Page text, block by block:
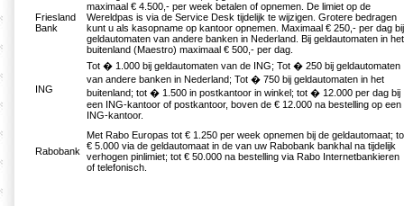
Friesland
Bank
maximaal € 4.500,- per week betalen of opnemen. De limiet op de
Wereldpas is via de Service Desk tijdelijk te wijzigen. Grotere bedragen
kunt u als kasopname op kantoor opnemen. Maximaal € 250,- per dag bij
geldautomaten van andere banken in Nederland. Bij geldautomaten in het
buitenland (Maestro) maximaal € 500,- per dag.
ING
Tot � 1.000 bij geldautomaten van de ING; Tot � 250 bij geldautomaten
van andere banken in Nederland; Tot � 750 bij geldautomaten in het
buitenland; tot � 1.500 in postkantoor in winkel; tot � 12.000 per dag bij
een ING-kantoor of postkantoor, boven de € 12.000 na bestelling op een
ING-kantoor.
Rabobank
Met Rabo Europas tot € 1.250 per week opnemen bij de geldautomaat;
€ 5.000 via de geldautomaat in de van uw Rabobank bankhal na tijdelijk
verhogen pinlimiet; tot € 50.000 na bestelling via Rabo Internetbankieren
of telefonisch.